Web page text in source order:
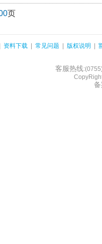
页
资料下载 常见问题 版权说明
客服热线